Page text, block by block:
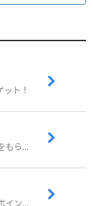
ト！
歩いてポイ活！日常生活でお得にポイントをもらおう
歩いたりアンケート回答など幅広い手段でポイントをゲット